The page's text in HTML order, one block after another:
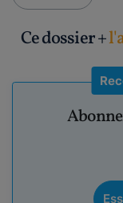
Ce dossier +